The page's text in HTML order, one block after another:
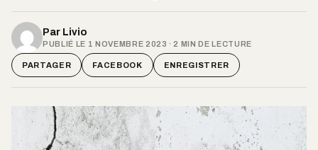
Par Livio
PUBLIÉ LE 1 NOVEMBRE 2023 · 2 MIN DE LECTURE
PARTAGER FACEBOOK ENREGISTRER